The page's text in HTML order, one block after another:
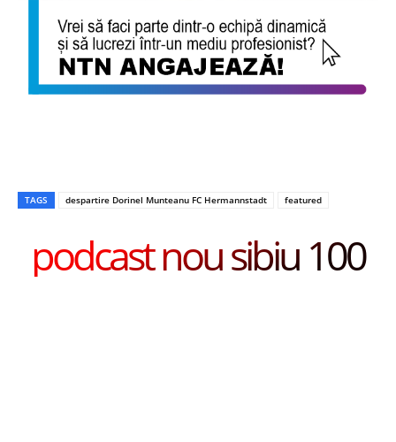
TAGS despartire Dorinel Munteanu FC Hermannstadt featured
podcast nou sibiu 100